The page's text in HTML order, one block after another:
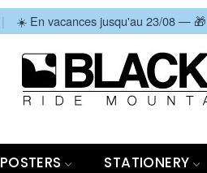
| ☀️ En vacances jusqu'au 23/08 —
POSTERS STATIONERY